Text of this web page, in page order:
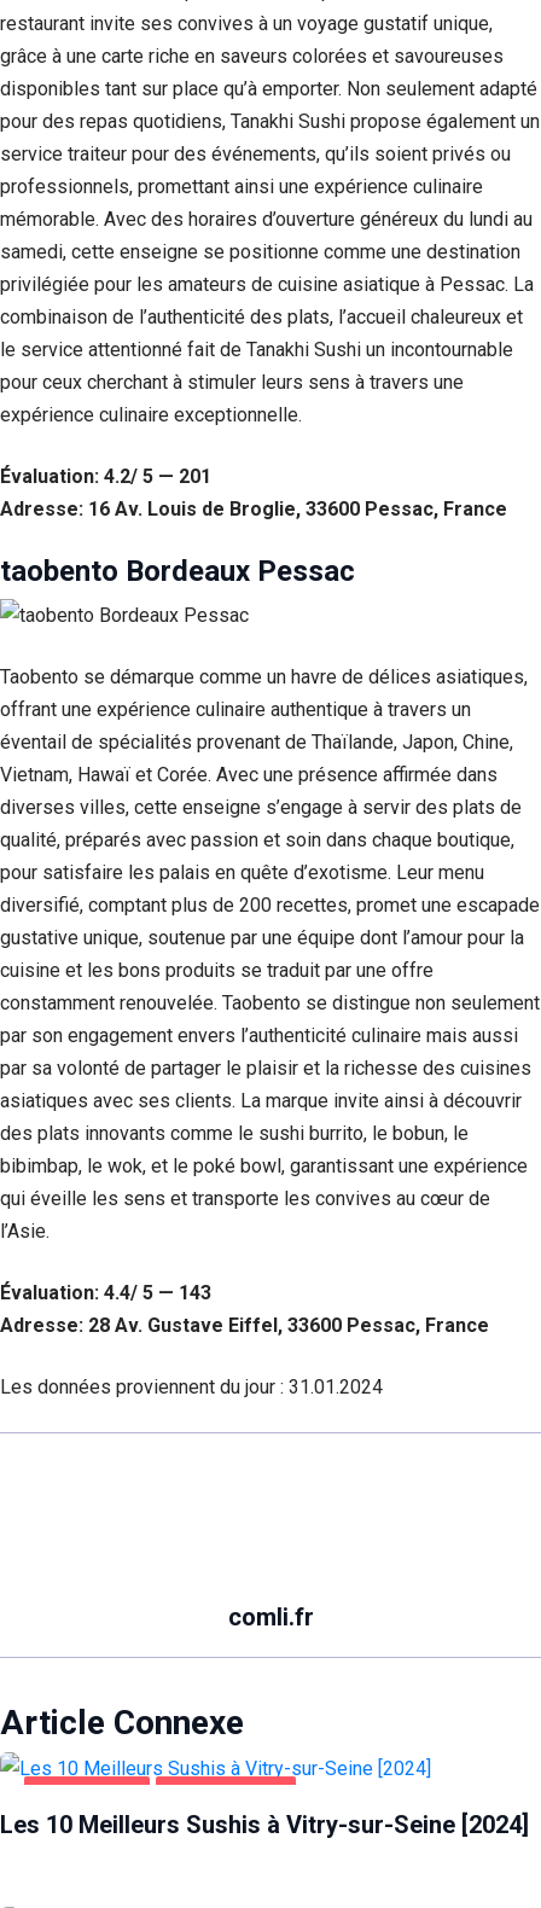
restaurant invite ses convives à un voyage gustatif unique,
grâce à une carte riche en saveurs colorées et savoureuses
disponibles tant sur place qu’à emporter. Non seulement adapté
pour des repas quotidiens, Tanakhi Sushi propose également un
service traiteur pour des événements, qu’ils soient privés ou
professionnels, promettant ainsi une expérience culinaire
mémorable. Avec des horaires d’ouverture généreux du lundi au
samedi, cette enseigne se positionne comme une destination
privilégiée pour les amateurs de cuisine asiatique à Pessac. La
combinaison de l’authenticité des plats, l’accueil chaleureux et
le service attentionné fait de Tanakhi Sushi un incontournable
pour ceux cherchant à stimuler leurs sens à travers une
expérience culinaire exceptionnelle.
Évaluation: 4.2/ 5 — 201
Adresse: 16 Av. Louis de Broglie, 33600 Pessac, France
taobento Bordeaux Pessac
Taobento se démarque comme un havre de délices asiatiques,
offrant une expérience culinaire authentique à travers un
éventail de spécialités provenant de Thaïlande, Japon, Chine,
Vietnam, Hawaï et Corée. Avec une présence affirmée dans
diverses villes, cette enseigne s’engage à servir des plats de
qualité, préparés avec passion et soin dans chaque boutique,
pour satisfaire les palais en quête d’exotisme. Leur menu
diversifié, comptant plus de 200 recettes, promet une escapade
gustative unique, soutenue par une équipe dont l’amour pour la
cuisine et les bons produits se traduit par une offre
constamment renouvelée. Taobento se distingue non seulement
par son engagement envers l’authenticité culinaire mais aussi
par sa volonté de partager le plaisir et la richesse des cuisines
asiatiques avec ses clients. La marque invite ainsi à découvrir
des plats innovants comme le sushi burrito, le bobun, le
bibimbap, le wok, et le poké bowl, garantissant une expérience
qui éveille les sens et transporte les convives au cœur de
l’Asie.
Évaluation: 4.4/ 5 — 143
Adresse: 28 Av. Gustave Eiffel, 33600 Pessac, France
Les données proviennent du jour : 31.01.2024
comli.fr
Article Connexe
Les 10 Meilleurs Sushis à Vitry-sur-Seine [2024]